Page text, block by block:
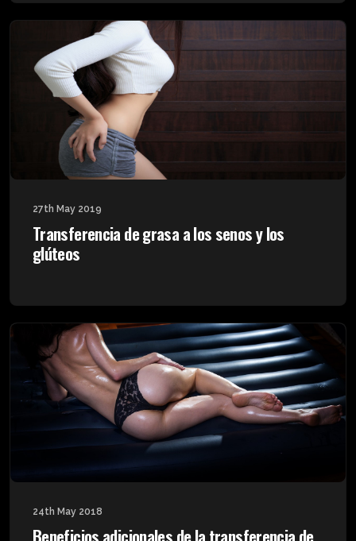
27th May 2019
Transferencia de grasa a los senos y los
glúteos
24th May 2018
Beneficios adicionales de la transferencia de